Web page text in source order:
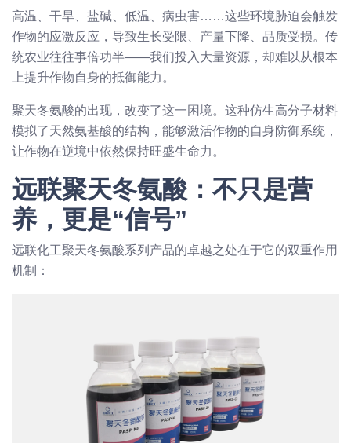
高温、干旱、盐碱、低温、病虫害……这些环境胁迫会触发
作物的应激反应，导致生长受限、产量下降、品质受损。传
统农业往往事倍功半——我们投入大量资源，却难以从根本
上提升作物自身的抵御能力。
聚天冬氨酸的出现，改变了这一困境。这种仿生高分子材料
模拟了天然氨基酸的结构，能够激活作物的自身防御系统，
让作物在逆境中依然保持旺盛生命力。
远联聚天冬氨酸：不只是营
养，更是“信号”
远联化工聚天冬氨酸系列产品的卓越之处在于它的双重作用
机制：